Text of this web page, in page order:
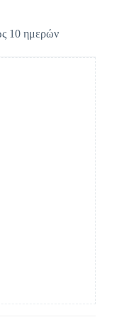
10 ημερών